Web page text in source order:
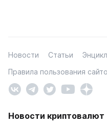
Новости Статьи
Правила пользования
Новости криптовалют